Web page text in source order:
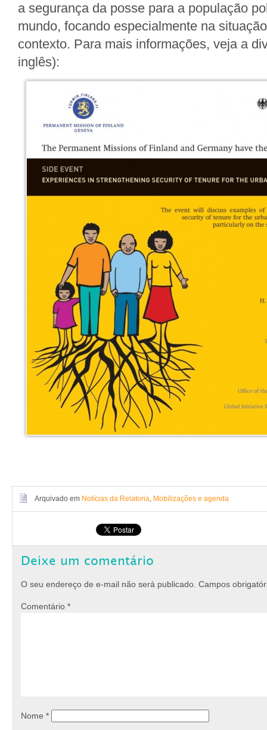
a segurança da posse para a população
mundo, focando especialmente na
contexto. Para mais informações, veja a
inglês):
Arquivado em Notícias da Relatoria, Mobilizações e agenda
Deixe um comentário
O seu endereço de e-mail não será publicado. Campos
Comentário *
Nome *